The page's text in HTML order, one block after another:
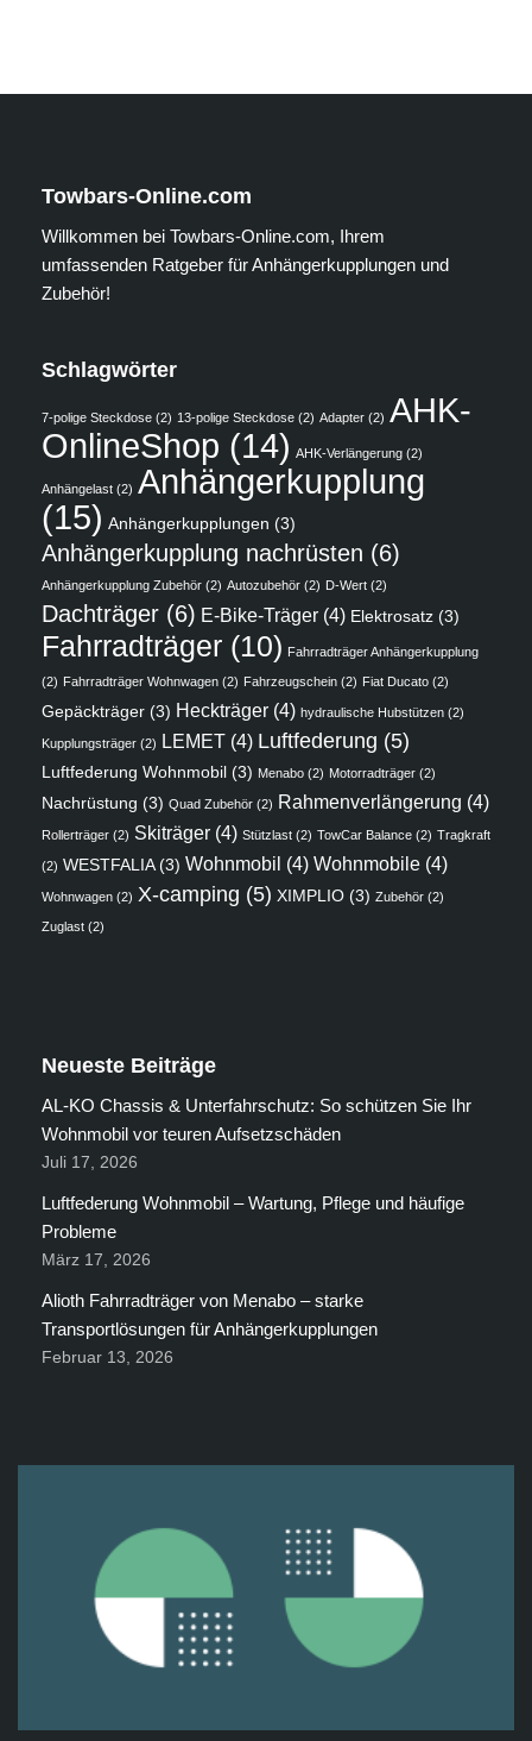
Towbars-Online.com
Willkommen bei Towbars-Online.com, Ihrem
umfassenden Ratgeber für Anhängerkupplungen und
Zubehör!
Schlagwörter
7-polige Steckdose (2) 13-polige Steckdose (2) Adapter (2) AHK-
OnlineShop (14) AHK-Verlängerung (2)
Anhängelast (2) Anhängerkupplung
(15) Anhängerkupplungen (3)
Anhängerkupplung nachrüsten (6)
Anhängerkupplung Zubehör (2) Autozubehör (2) D-Wert (2)
Dachträger (6) E-Bike-Träger (4) Elektrosatz (3)
Fahrradträger (10) Fahrradträger Anhängerkupplung
(2) Fahrradträger Wohnwagen (2) Fahrzeugschein (2) Fiat Ducato (2)
Gepäckträger (3) Heckträger (4) hydraulische Hubstützen (2)
Kupplungsträger (2) LEMET (4) Luftfederung (5)
Luftfederung Wohnmobil (3) Menabo (2) Motorradträger (2)
Nachrüstung (3) Quad Zubehör (2) Rahmenverlängerung (4)
Rollerträger (2) Skiträger (4) Stützlast (2) TowCar Balance (2) Tragkraft
(2) WESTFALIA(3) Wohnmobil (4) Wohnmobile (4)
Wohnwagen (2) X-camping (5) XIMPLIO (3) Zubehör (2)
Zuglast (2)
Neueste Beiträge
AL-KO Chassis & Unterfahrschutz: So schützen Sie Ihr
Wohnmobil vor teuren Aufsetzschäden
Juli 17, 2026
Luftfederung Wohnmobil – Wartung, Pflege und häufige
Probleme
März 17, 2026
Alioth Fahrradträger von Menabo – starke
Transportlösungen für Anhängerkupplungen
Februar 13, 2026